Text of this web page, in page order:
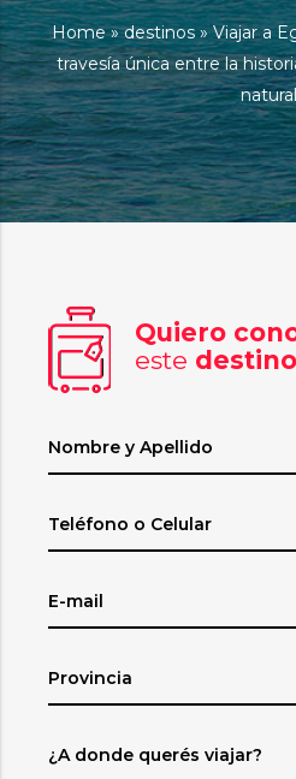
Home»destinos»Viajar a
travesía única entre la
Quiero
este destino